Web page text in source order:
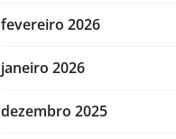
fevereiro 2026
janeiro 2026
dezembro 2025